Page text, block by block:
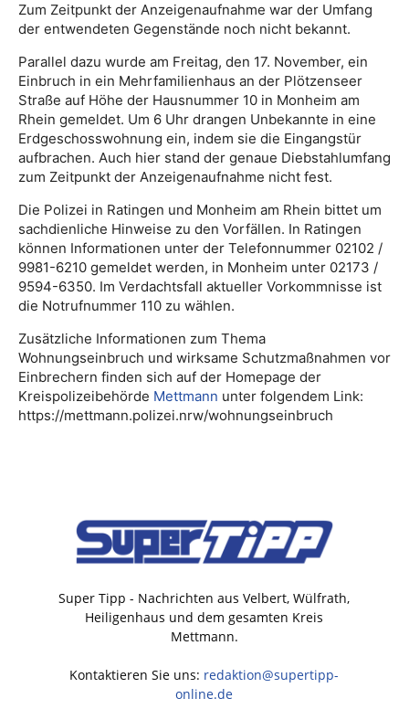
Zum Zeitpunkt der Anzeigenaufnahme war der Umfang
der entwendeten Gegenstände noch nicht bekannt.
Parallel dazu wurde am Freitag, den 17. November, ein
Einbruch in ein Mehrfamilienhaus an der Plötzenseer
Straße auf Höhe der Hausnummer 10 in Monheim am
Rhein gemeldet. Um 6 Uhr drangen Unbekannte in eine
Erdgeschosswohnung ein, indem sie die Eingangstür
aufbrachen. Auch hier stand der genaue Diebstahlumfang
zum Zeitpunkt der Anzeigenaufnahme nicht fest.
Die Polizei in Ratingen und Monheim am Rhein bittet um
sachdienliche Hinweise zu den Vorfällen. In Ratingen
können Informationen unter der Telefonnummer 02102 /
9981-6210 gemeldet werden, in Monheim unter 02173 /
9594-6350. Im Verdachtsfall aktueller Vorkommnisse ist
die Notrufnummer 110 zu wählen.
Zusätzliche Informationen zum Thema
Wohnungseinbruch und wirksame Schutzmaßnahmen vor
Einbrechern finden sich auf der Homepage der
Kreispolizeibehörde Mettmann unter folgendem Link:
https://mettmann.polizei.nrw/wohnungseinbruch
Super Tipp - Nachrichten aus Velbert, Wülfrath,
Heiligenhaus und dem gesamten Kreis
Mettmann.
Kontaktieren Sie uns: redaktion@supertipp-
online.de